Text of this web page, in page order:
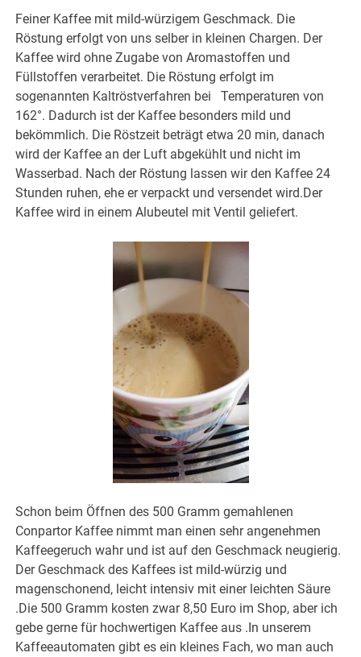
Feiner Kaffee mit mild-würzigem Geschmack. Die
Röstung erfolgt von uns selber in kleinen Chargen. Der
Kaffee wird ohne Zugabe von Aromastoffen und
Füllstoffen verarbeitet. Die Röstung erfolgt im
sogenannten Kaltröstverfahren bei Temperaturen von
162°. Dadurch ist der Kaffee besonders mild und
bekömmlich. Die Röstzeit beträgt etwa 20 min, danach
wird der Kaffee an der Luft abgekühlt und nicht im
Wasserbad. Nach der Röstung lassen wir den Kaffee 24
Stunden ruhen, ehe er verpackt und versendet wird.Der
Kaffee wird in einem Alubeutel mit Ventil geliefert.
Schon beim Öffnen des 500 Gramm gemahlenen
Conpartor Kaffee nimmt man einen sehr angenehmen
Kaffeegeruch wahr und ist auf den Geschmack neugierig.
Der Geschmack des Kaffees ist mild-würzig und
magenschonend, leicht intensiv mit einer leichten Säure
.Die 500 Gramm kosten zwar 8,50 Euro im Shop, aber ich
gebe gerne für hochwertigen Kaffee aus .In unserem
Kaffeeautomaten gibt es ein kleines Fach, wo man auch